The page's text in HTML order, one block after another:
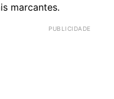
marcantes.